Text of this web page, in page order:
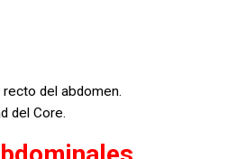
del abdomen.
del Core.